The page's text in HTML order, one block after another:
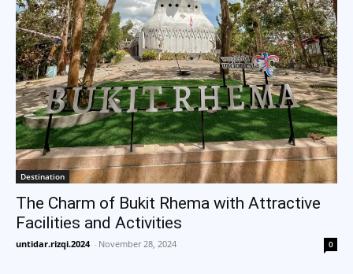
Destination
The Charm of Bukit Rhema with Attractive
Facilities and Activities
untidar.rizqi.2024 - November 28, 2024 0